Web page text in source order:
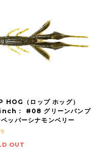
HOG（ロップ ホッグ）
： #08 グリーンパンプ
ペッパーシナモンベリー
OUT